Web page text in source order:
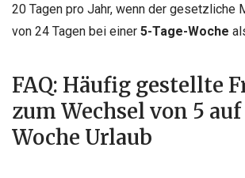
20 Tagen pro Jahr, wenn der gesetzliche
von 24 Tagen bei einer 5-Tage-Woche
FAQ: Häufig gestellte
zum Wechsel von 5
Woche Urlaub